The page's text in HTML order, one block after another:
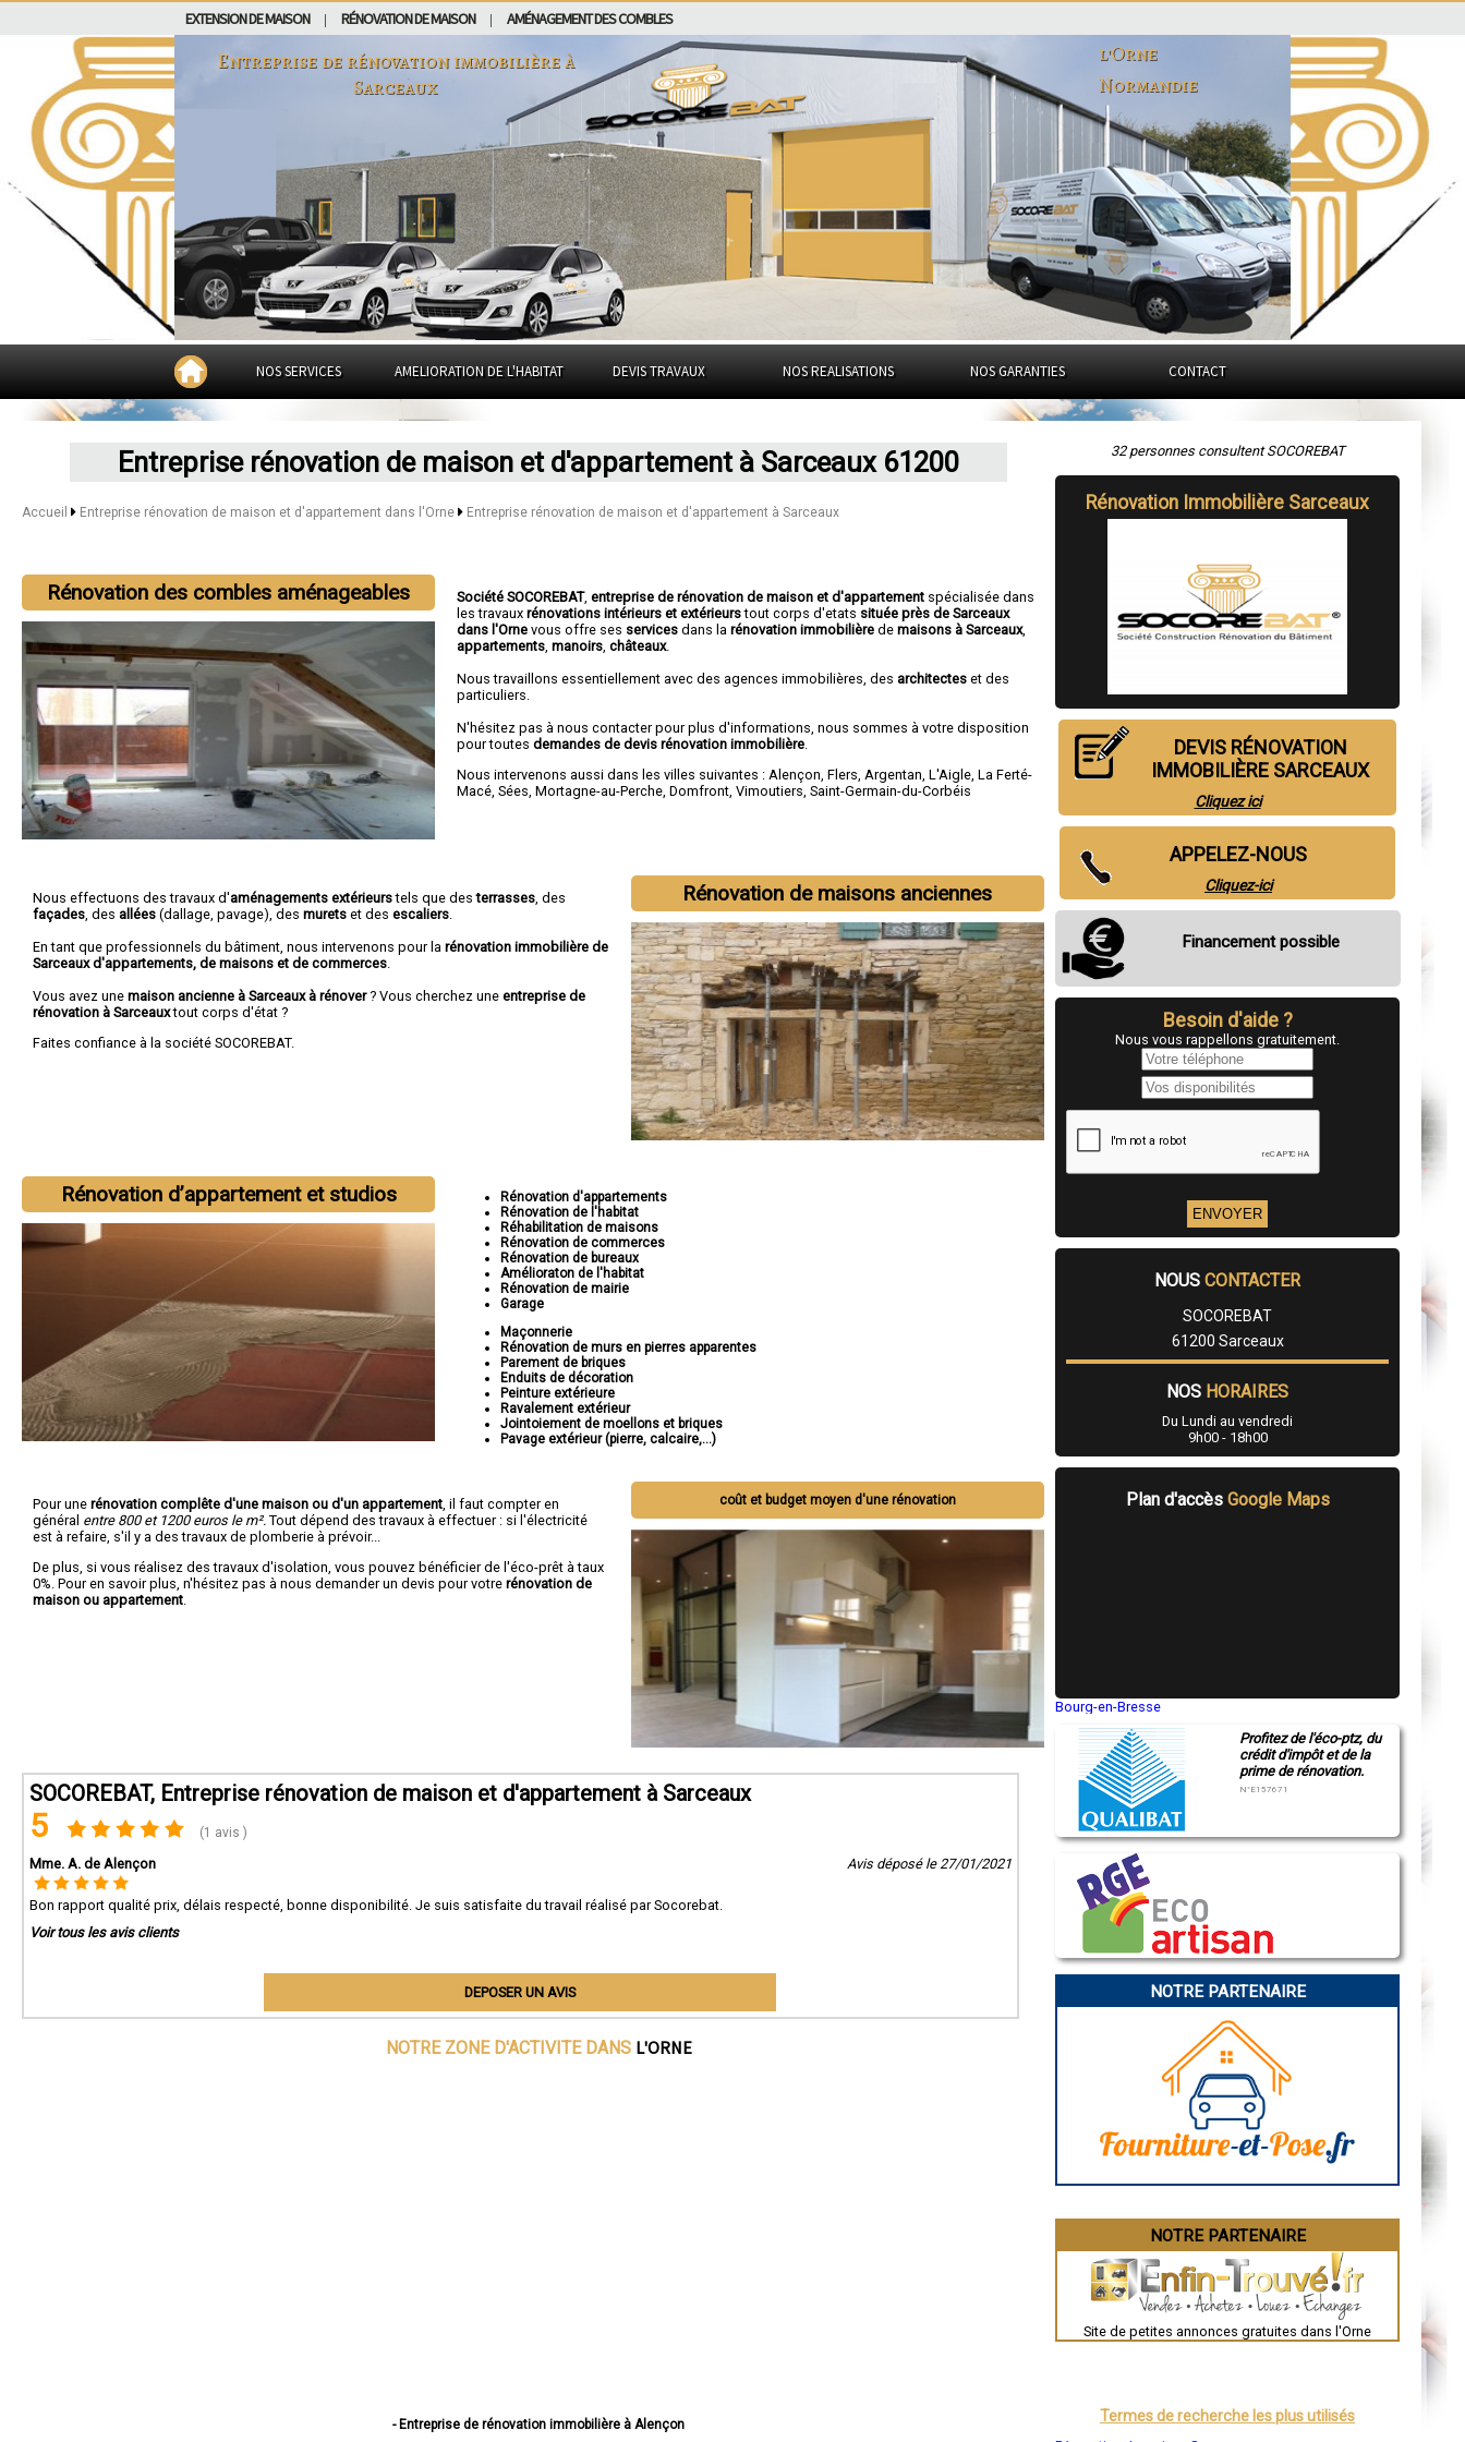
EXTENSION DE MAISON RÉNOVATION DE MAISON AMÉNAGEMENT DES COMBLES
Entreprise de rénovation immobilière à
Sarceaux
l'Orne
Normandie
NOS SERVICES AMELIORATION DE L'HABITAT DEVIS TRAVAUX NOS REALISATIONS NOS GARANTIES CONTACT
Entreprise rénovation de maison et d'appartement à Sarceaux 61200
Accueil Entreprise rénovation de maison et d'appartement dans l'Orne Entreprise rénovation de maison et d'appartement à Sarceaux
Rénovation des combles aménageables Société SOCOREBAT,entreprise de rénovation de maison et d'appartement spécialisée dans
les travauxrénovations intérieurs et extérieurstout corps d'etats située près de Sarceaux
dans l'Ornevous offre ses services dans larénovation immobilière demaisons à Sarceaux,
appartements ,manoirs ,châteaux.
Nous travaillons essentiellement avec des agences immobilières, des architectes et des
particuliers.
N'hésitez pas à nous contacter pour plus d'informations, nous sommes à votre disposition
pour toutesdemandes de devis rénovation immobilière
Nous intervenons aussi dans les villes suivantes : Alençon ,Flers Argentan ,L'Aigle ,La Ferté-
Macé ,Sées ,Mortagne-au-Perche ,Domfront ,Vimoutiers ,Saint-Germain-du-Corbéis
Rénovation de maisons anciennes
Nous effectuons des travaux d'aménagements extérieurstels que desterrasses , des
façades , des allées (dallage, pavage), des murets et des escaliers
En tant que professionnels du bâtiment, nous intervenons pour la rénovation immobilière de
Sarceaux d'appartements, de maisons et de commerces
Vous avez une maison ancienne à Sarceaux à rénover? Vous cherchez une entreprise de
rénovation à Sarceauxtout corps d'état ?
Faites confiance à la société SOCOREBAT.
Rénovation d’appartement et studios
Rénovation d'appartements
Rénovation de l'habitat
Réhabilitation de maisons
Rénovation de commerces
Rénovation de bureaux
Amélioraton de l'habitat
Rénovation de mairie
Garage
Maçonnerie
Rénovation de murs en pierres apparentes
Parement de briques
Enduits de décoration
Peinture extérieure
Ravalement extérieur
Jointoiement de moellons et briques
Pavage extérieur (pierre, calcaire,...)
coût et budget moyen d'une rénovation
Pour une rénovation complête d'une maison ou d'un appartement , il faut compter en
général entre 800 et 1200 euros le m². Tout dépend des travaux à effectuer : si l'électricité
est à refaire, s'il y a des travaux de plomberie à prévoir...
De plus, si vous réalisez des travaux d'isolation, vous pouvez bénéficier de l'éco-prêt à taux
0%. Pour en savoir plus, n'hésitez pas à nous demander un devis pour votre rénovation de
maison ou appartement
SOCOREBAT, Entreprise rénovation de maison et d'appartement à Sarceaux
5 (1 avis )
Mme. A. de Alençon Avis déposé le 27/01/2021
Bon rapport qualité prix, délais respecté, bonne disponibilité. Je suis satisfaite du travail réalisé par Socorebat.
Voir tous les avis clients
DEPOSER UN AVIS
NOTRE ZONE D'ACTIVITE DANS L'ORNE
- Entreprise de rénovation immobilière à Alençon
32 personnes consultent SOCOREBAT
Rénovation Immobilière Sarceaux
DEVIS RÉNOVATION
IMMOBILIÈRE SARCEAUX
Cliquez ici
APPELEZ-NOUS
Cliquez-ici
Financement possible
Besoin d'aide ?
Nous vous rappellons gratuitement.
NOUS CONTACTER
SOCOREBAT
61200 Sarceaux
NOS HORAIRES
Du Lundi au vendredi
9h00 - 18h00
Plan d'accès Google Maps
Bourg-en-Bresse
Montluçon
Manosque
Gap
Charleville-Mézières
Pamiers
Narbonne
Rodez
Marseille
Caen
Angoulême
La Rochelle
Brive-la-Gaillarde
Chartres
Toulouse
Châteauroux
Grenoble
Mont-de-Marsan
Blois
Orléans
Profitez de l'éco-ptz, du
crédit d'impôt et de la
prime de rénovation.
N°E157671
NOTRE PARTENAIRE
NOTRE PARTENAIRE
Site de petites annonces gratuites dans l'Orne
Termes de recherche les plus utilisés